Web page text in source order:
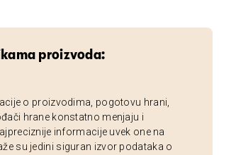
proizvoda:
o proizvodima, pogotovu hrani,
hrane konstatno menjaju i
informacije uvek one na
su jedini siguran izvor podataka o